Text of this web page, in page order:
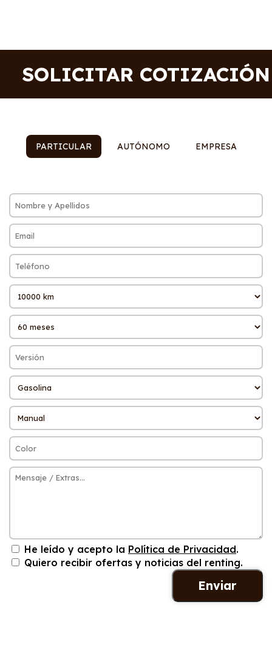
SOLICITAR COTIZACIÓN
PARTICULAR AUTÓNOMO EMPRESA
He leído y acepto la Política de Privacidad.
Quiero recibir ofertas y noticias del renting.